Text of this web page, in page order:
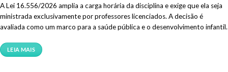
A Lei 16.556/2026 amplia a carga horária da disciplina e exige que ela seja
ministrada exclusivamente por professores licenciados. A decisão é
avaliada como um marco para a saúde pública e o desenvolvimento infantil.
LEIA MAIS